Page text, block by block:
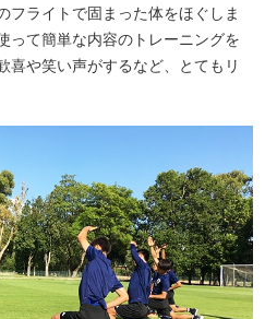
フライトで固まった体をほぐしま
って簡単な内容のトレーニングを
喜や笑い声がするなど、とてもリ